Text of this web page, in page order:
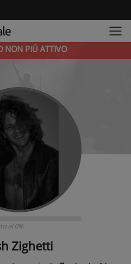
NON PIÚ ATTIVO
al 0%
Zighetti